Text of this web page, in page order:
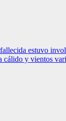
estuvo
cálido y vientos